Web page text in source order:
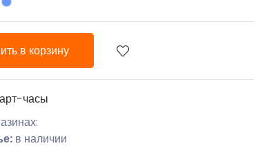
в корзину
часы
в наличии